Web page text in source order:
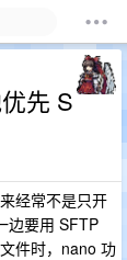
先 S
经常不是只开
边要用 SFTP
件时，nano 功